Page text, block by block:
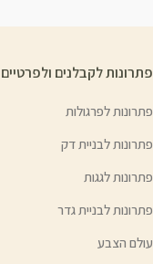
פתרונות לקבלנים ולפרטיים
פתרונות לפרגולות
פתרונות לבניית דק
פתרונות לגגות
פתרונות לבניית גדר
עולם הצבע